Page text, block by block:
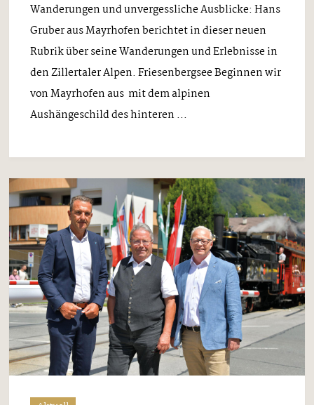
Wanderungen und unvergessliche Ausblicke: Hans
Gruber aus Mayrhofen berichtet in dieser neuen
Rubrik über seine Wanderungen und Erlebnisse in
den Zillertaler Alpen. Friesenbergsee Beginnen wir
von Mayrhofen aus mit dem alpinen
Aushängeschild des hinteren ...